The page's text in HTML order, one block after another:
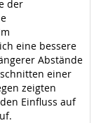
der
eine bessere
Abstände
einer
zeigten
Einfluss auf